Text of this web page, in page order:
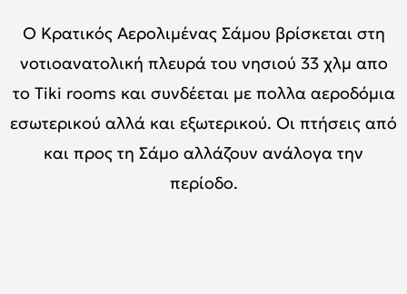
Ο Κρατικός Αερολιμένας Σάμου βρίσκεται στη
νοτιοανατολική πλευρά του νησιού 33 χλμ απο
το Tiki rooms και συνδέεται με πολλα αεροδόμια
εσωτερικού αλλά και εξωτερικού. Οι πτήσεις από
και προς τη Σάμο αλλάζουν ανάλογα την
περίοδο.